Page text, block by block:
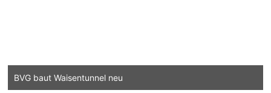
BVG baut Waisentunnel neu